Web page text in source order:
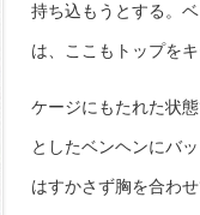
持ち込もうとする。
は、ここもトップをキ
ケージにもたれた状
としたベンヘンにバ
はすかさず胸を合わ